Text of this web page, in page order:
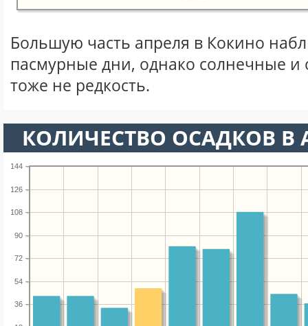
Большую часть апреля в Кокино
пасмурные дни, однако солнечные
тоже не редкость.
КОЛИЧЕСТВО ОСАДКОВ В
36
54
72
90
108
126
144